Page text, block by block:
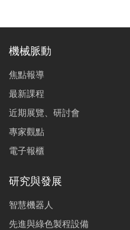
機械脈動
焦點報導
最新課程
近期展覽、研討會
專家觀點
電子報櫃
研究與發展
智慧機器人
先進與綠色製程設備